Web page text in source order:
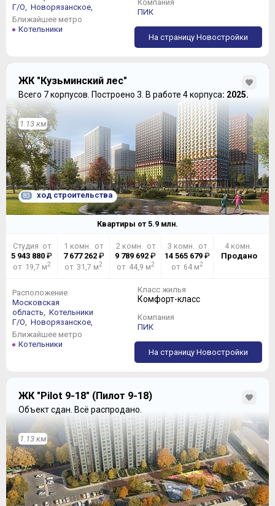
Г/О,
Новорязанское,
Ближайшее метро
Котельники
Компания
ПИК
На страницу Новостройки
ЖК "Кузьминский лес"
Всего 7 корпусов. Построено 3. В работе 4 корпуса: 2025.
1.13 км
83 ход строительства
Квартиры от 5.9 млн.
Студия от
5 943 880 ₽
от 19,7 м2
1 комн. от
7 677 262₽
от 31,7 м2
2 комн. от
9 789 692 ₽
от 44,9 м2
3 комн. от
14 565 679 ₽
от 64 м2
4 комн.
Продано
Расположение
Московская
область,
Котельники
Г/О,
Новорязанское,
Ближайшее метро
Котельники
Класс жилья
Комфорт-класс
Компания
ПИК
На страницу Новостройки
ЖК "Pilot 9-18" (Пилот 9-18)
Объект сдан. Всё распродано.
1.13 км